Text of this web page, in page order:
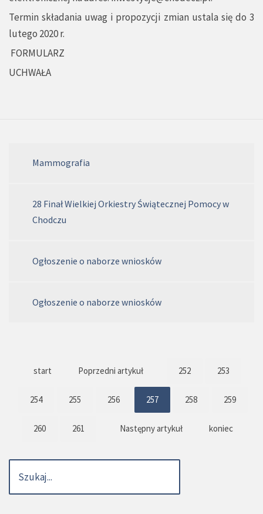
Termin składania uwag i propozycji zmian ustala się do 3
lutego 2020 r.
FORMULARZ
UCHWAŁA
Mammografia
28 Finał Wielkiej Orkiestry Świątecznej Pomocy w
Chodczu
Ogłoszenie o naborze wniosków
Ogłoszenie o naborze wniosków
start Poprzedni artykuł 252 253
254 255 256 257 258 259
260 261 Następny artykuł koniec